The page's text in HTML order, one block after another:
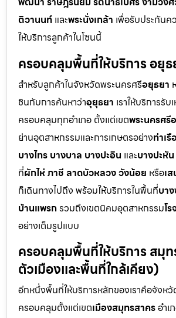
ติวานนท์ และพระนั่งเกล้า เพื่อรับประกันค
ให้บริการลูกค้าในโซนนี้
ครอบคลุมพื้นที่ให้บริการ อยุธ
สำหรับลูกค้าในจังหวัดพระนครศรีอยุธยา
ชินกับการค้นหาว่าอุยุธยา เราให้บริการรับ
ครอบคลุมทุกอำเภอ ตั้งแต่เขตพระนครศรี
ย่านอุตสาหกรรมและการเกษตรอย่างท่าเ
บางไทร บางบาล บางปะอิน และบางปะหัน
ที่ผักไห่ ภาชี ลาดบัวหลวง วังน้อย หรือเ
ก็เดินทางไปถึง พร้อมให้บริการในพื้นที่บา
บ้านแพรกรวมถึงเขตนิคมอุตสาหกรรมโร
อย่างเต็มรูปแบบ
ครอบคลุมพื้นที่ให้บริการ สมุท
ตัวเมืองและพื้นที่ใกล้เคียง)
อีกหนึ่งพื้นที่ให้บริการหลักของเราคือจังหวั
ครอบคลุมตั้งแต่เขตเมืองสมุทรสาครอำเ